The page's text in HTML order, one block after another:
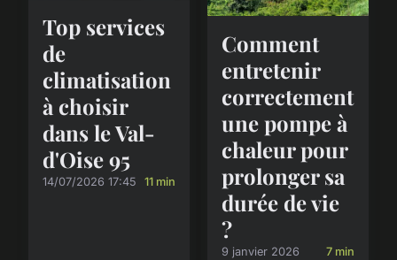
Top services
de
climatisation
à choisir
dans le Val-
d'Oise 95
14/07/2026 17:45 11 min
Comment
entretenir
correctement
une pompe à
chaleur pour
prolonger sa
durée de vie
?
9 janvier 2026 7 min